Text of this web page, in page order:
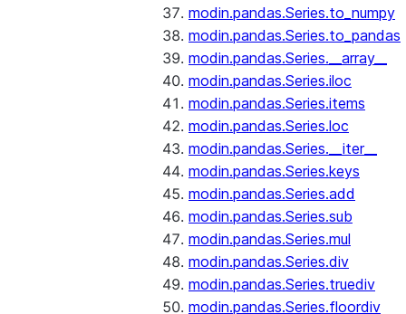
modin.pandas.Series.to_numpy
modin.pandas.Series.to_pandas
modin.pandas.Series.__array__
modin.pandas.Series.iloc
modin.pandas.Series.items
modin.pandas.Series.loc
modin.pandas.Series.__iter__
modin.pandas.Series.keys
modin.pandas.Series.add
modin.pandas.Series.sub
modin.pandas.Series.mul
modin.pandas.Series.div
modin.pandas.Series.truediv
modin.pandas.Series.floordiv